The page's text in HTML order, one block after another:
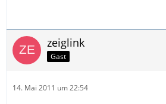
zeiglink
Gast
14. Mai 2011 um 22:54